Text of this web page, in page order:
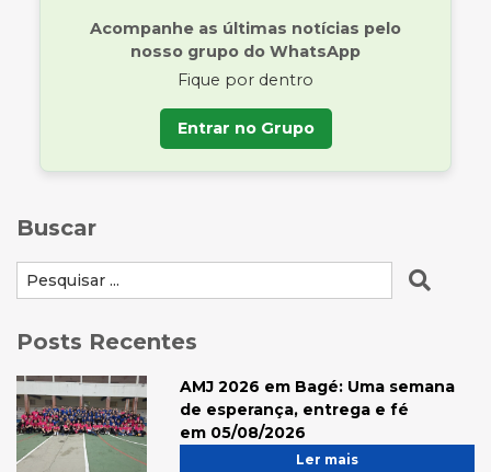
Acompanhe as últimas notícias pelo
nosso grupo do WhatsApp
Fique por dentro
Entrar no Grupo
Buscar
Posts Recentes
AMJ 2026 em Bagé: Uma semana
de esperança, entrega e fé
em 05/08/2026
Ler mais